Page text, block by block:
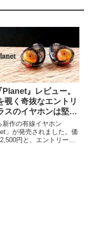
Planet』レビュー。
覗く奇抜なエントリ
スのイヤホンは堅実
ンド。
新作の有線イヤホン
」が発売されました。価
円と、エントリーモ